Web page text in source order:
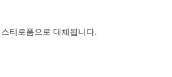
티로폼으로 대체됩니다.